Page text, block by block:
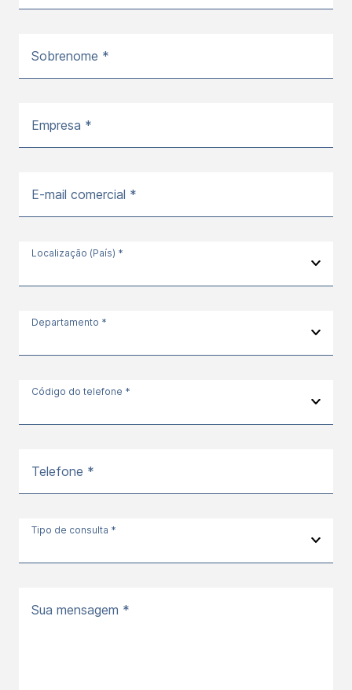
Sobrenome *
Empresa *
E-mail comercial *
Localização (País) *
Departamento *
Código do telefone *
Telefone *
Tipo de consulta *
Sua mensagem *